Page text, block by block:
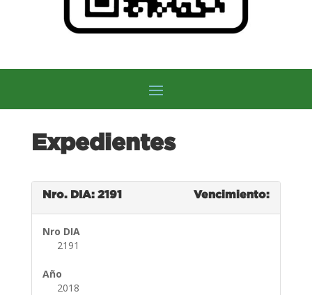
Expedientes
Nro. DIA: 2191 Vencimiento:
Nro DIA
2191
Año
2018